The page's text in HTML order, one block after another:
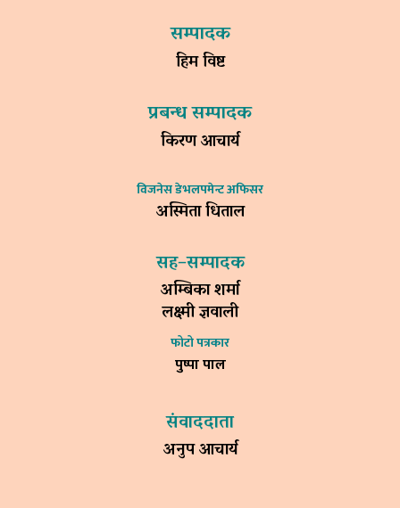
सम्पादक
हिम विष्ट
प्रबन्ध सम्पादक
किरण आचार्य
विजनेस डेभलपमेन्ट अफिसर
अस्मिता धिताल
सह–सम्पादक
अम्बिका शर्मा
लक्ष्मी ज्ञवाली
फोटो पत्रकार
पुष्पा पाल
संवाददाता
अनुप आचार्य